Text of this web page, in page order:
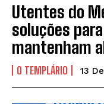
Utentes do
soluções
mantenham
O TEMPLÁRIO 13